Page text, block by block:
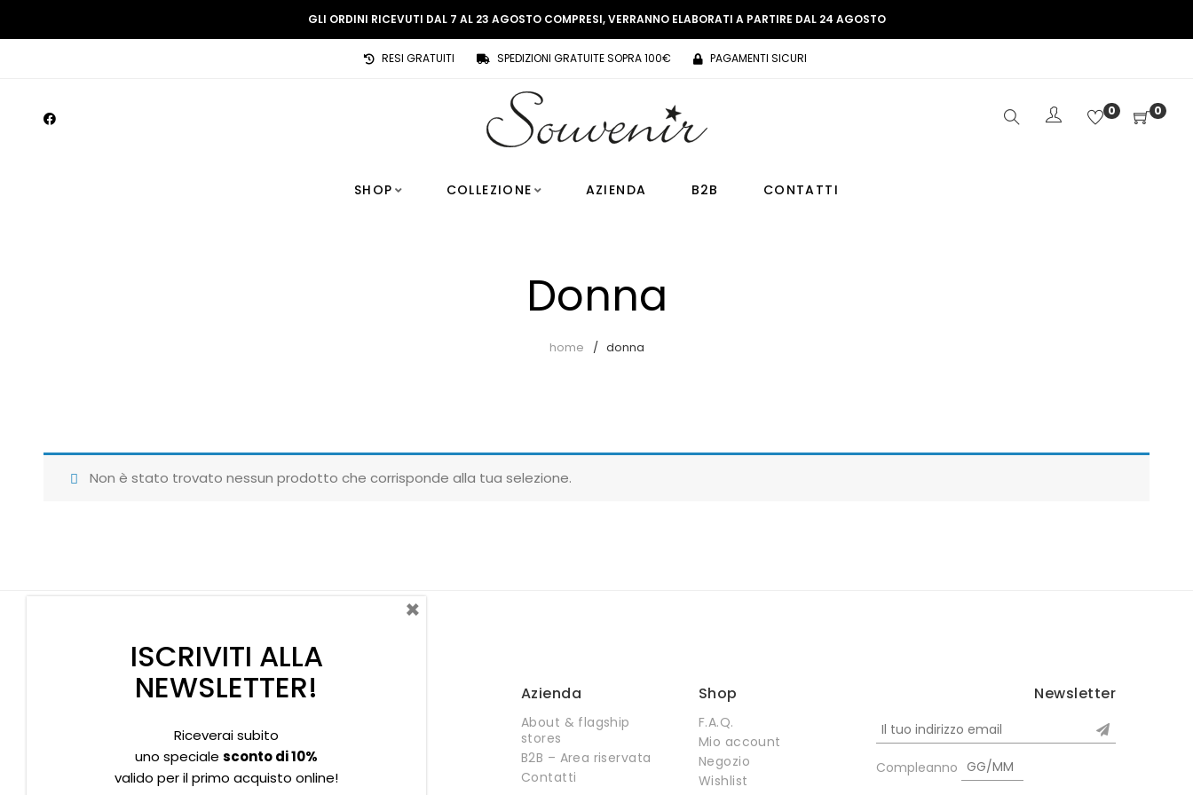
GLI ORDINI RICEVUTI DAL 7 AL 23 AGOSTO COMPRESI, VERRANNO ELABORATI A PARTIRE DAL 24 AGOSTO
RESI GRATUITI SPEDIZIONI GRATUITE SOPRA 100€ PAGAMENTI SICURI
0 0
SHOP COLLEZIONE AZIENDA B2B CONTATTI
Donna
home donna
Non è stato trovato nessun prodotto che corrisponde alla tua selezione.
Privacy policy Informativa Cookies
Azienda
About & flagship
stores
B2B – Area riservata
Contatti
Shop
F.A.Q.
Mio account
Negozio
Wishlist
Newsletter
Compleanno
ISCRIVITI ALLA
NEWSLETTER!
Riceverai subito
uno speciale sconto di 10%
valido per il primo acquisto online!
×